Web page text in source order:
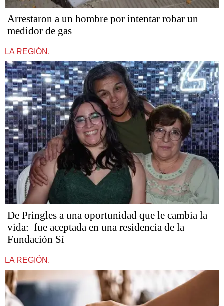
Arrestaron a un hombre por intentar robar un
medidor de gas
LA REGIÓN.
De Pringles a una oportunidad que le cambia la
vida: fue aceptada en una residencia de la
Fundación Sí
LA REGIÓN.